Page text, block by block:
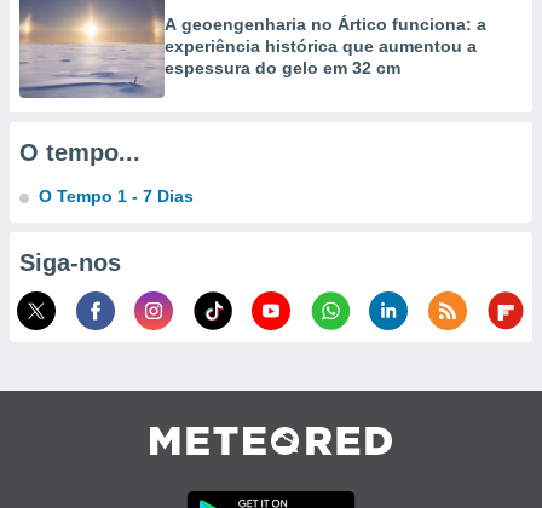
A geoengenharia no Ártico funciona: a
experiência histórica que aumentou a
espessura do gelo em 32 cm
O tempo...
O Tempo 1 - 7 Dias
Siga-nos